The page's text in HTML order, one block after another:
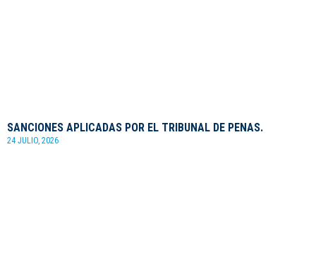
SANCIONES APLICADAS POR EL TRIBUNAL DE PENAS.
24 JULIO, 2026